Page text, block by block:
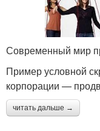
Современный мир
Пример условной
корпорации —
читать дальше →